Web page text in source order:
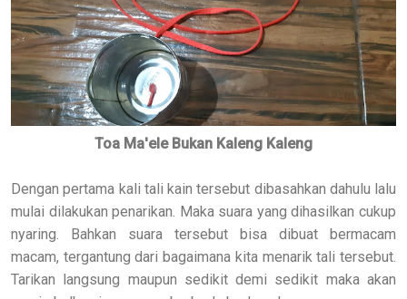
Toa Ma'ele Bukan Kaleng Kaleng
Dengan pertama kali tali kain tersebut dibasahkan dahulu lalu
mulai dilakukan penarikan. Maka suara yang dihasilkan cukup
nyaring. Bahkan suara tersebut bisa dibuat bermacam
macam, tergantung dari bagaimana kita menarik tali tersebut.
Tarikan langsung maupun sedikit demi sedikit maka akan